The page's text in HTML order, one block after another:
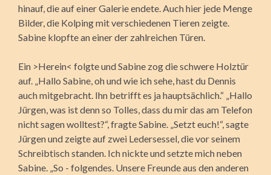
hinauf, die auf einer Galerie endete. Auch hier jede Menge
Bilder, die Kolping mit verschiedenen Tieren zeigte.
Sabine klopfte an einer der zahlreichen Türen.
Ein >Herein< folgte und Sabine zog die schwere Holztür
auf. „Hallo Sabine, oh und wie ich sehe, hast du Dennis
auch mitgebracht. Ihn betrifft es ja hauptsächlich.“ „Hallo
Jürgen, was ist denn so Tolles, dass du mir das am Telefon
nicht sagen wolltest?“, fragte Sabine. „Setzt euch!“, sagte
Jürgen und zeigte auf zwei Ledersessel, die vor seinem
Schreibtisch standen. Ich nickte und setzte mich neben
Sabine. „So - folgendes. Unsere Freunde aus den anderen